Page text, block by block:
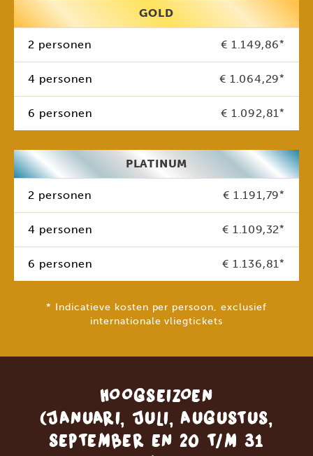
GOLD
2 personen € 1.149,86*
4 personen € 1.064,29*
6 personen € 1.092,81*
PLATINUM
2 personen € 1.191,79*
4 personen € 1.109,32*
6 personen € 1.136,81*
* Indicatieve kosten per persoon, exclusief
internationale vliegtickets
HOOGSEIZOEN
(JANUARI, JULI, AUGUSTUS,
SEPTEMBER EN 20 T/M 31